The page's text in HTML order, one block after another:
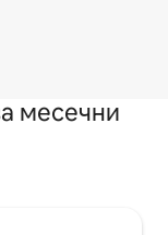
месечни